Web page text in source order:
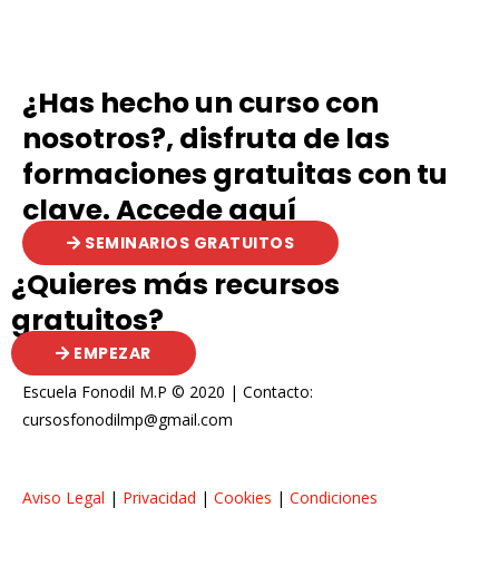
¿Has hecho un curso con
nosotros?, disfruta de las
formaciones gratuitas con tu
clave. Accede aquí
SEMINARIOS GRATUITOS
¿Quieres más recursos
gratuitos?
EMPEZAR
Escuela Fonodil M.P © 2020 | Contacto:
cursosfonodilmp@gmail.com
Aviso Legal | Privacidad | Cookies | Condiciones